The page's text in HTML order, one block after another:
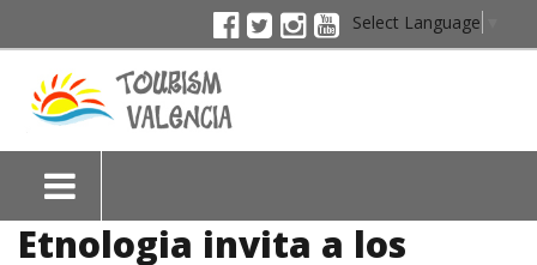
Select Language
Etnologia invita a los